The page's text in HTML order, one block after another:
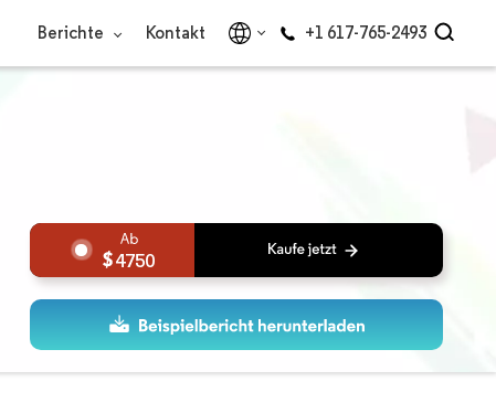
Berichte Kontakt +1 617-765-2493
4750